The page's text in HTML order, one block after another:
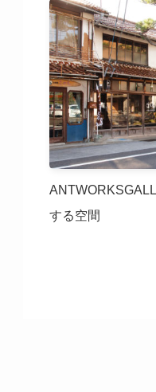
する空間